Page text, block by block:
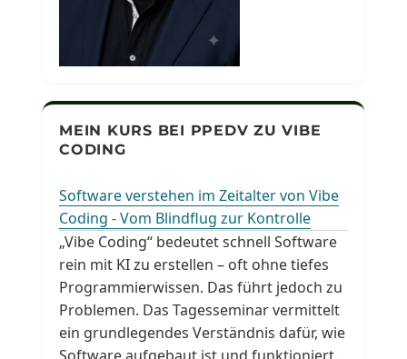
MEIN KURS BEI PPEDV ZU VIBE
CODING
Software verstehen im Zeitalter von Vibe
Coding - Vom Blindflug zur Kontrolle
„Vibe Coding“ bedeutet schnell Software
rein mit KI zu erstellen – oft ohne tiefes
Programmierwissen. Das führt jedoch zu
Problemen. Das Tagesseminar vermittelt
ein grundlegendes Verständnis dafür, wie